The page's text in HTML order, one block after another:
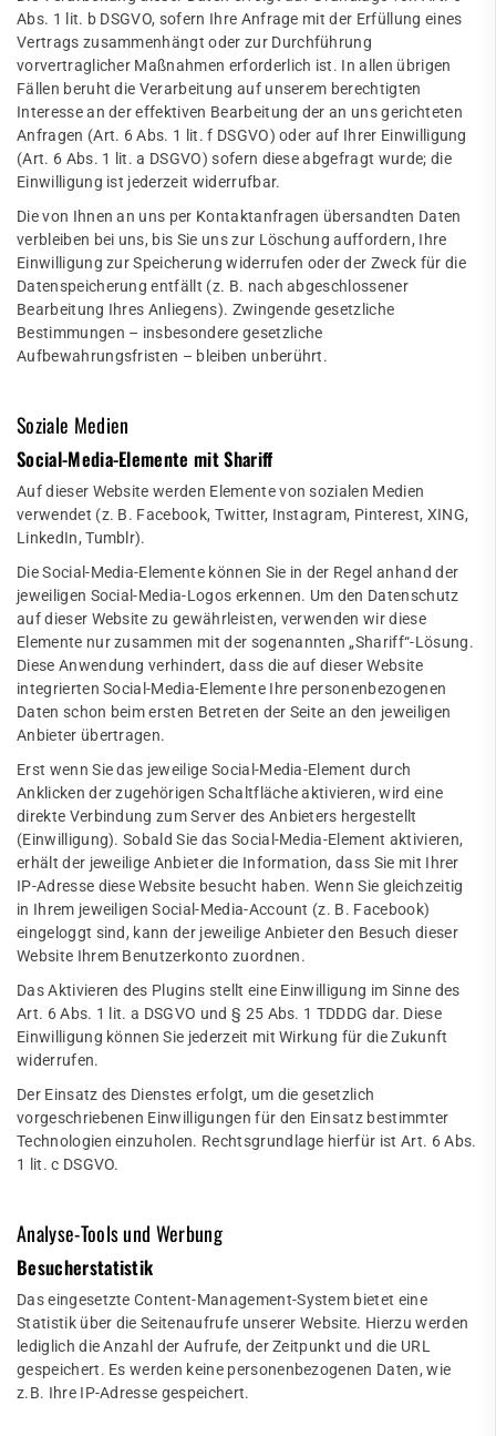
Abs. 1 lit. b DSGVO, sofern Ihre Anfrage mit der Erfüllung eines
Vertrags zusammenhängt oder zur Durchführung
vorvertraglicher Maßnahmen erforderlich ist. In allen übrigen
Fällen beruht die Verarbeitung auf unserem berechtigten
Interesse an der effektiven Bearbeitung der an uns gerichteten
Anfragen (Art. 6 Abs. 1 lit. f DSGVO) oder auf Ihrer Einwilligung
(Art. 6 Abs. 1 lit. a DSGVO) sofern diese abgefragt wurde; die
Einwilligung ist jederzeit widerrufbar.
Die von Ihnen an uns per Kontaktanfragen übersandten Daten
verbleiben bei uns, bis Sie uns zur Löschung auffordern, Ihre
Einwilligung zur Speicherung widerrufen oder der Zweck für die
Datenspeicherung entfällt (z. B. nach abgeschlossener
Bearbeitung Ihres Anliegens). Zwingende gesetzliche
Bestimmungen – insbesondere gesetzliche
Aufbewahrungsfristen – bleiben unberührt.
Soziale Medien
Social-Media-Elemente mit Shariff
Auf dieser Website werden Elemente von sozialen Medien
verwendet (z. B. Facebook, Twitter, Instagram, Pinterest, XING,
LinkedIn, Tumblr).
Die Social-Media-Elemente können Sie in der Regel anhand der
jeweiligen Social-Media-Logos erkennen. Um den Datenschutz
auf dieser Website zu gewährleisten, verwenden wir diese
Elemente nur zusammen mit der sogenannten „Shariff“-Lösung.
Diese Anwendung verhindert, dass die auf dieser Website
integrierten Social-Media-Elemente Ihre personenbezogenen
Daten schon beim ersten Betreten der Seite an den jeweiligen
Anbieter übertragen.
Erst wenn Sie das jeweilige Social-Media-Element durch
Anklicken der zugehörigen Schaltfläche aktivieren, wird eine
direkte Verbindung zum Server des Anbieters hergestellt
(Einwilligung). Sobald Sie das Social-Media-Element aktivieren,
erhält der jeweilige Anbieter die Information, dass Sie mit Ihrer
IP-Adresse diese Website besucht haben. Wenn Sie gleichzeitig
in Ihrem jeweiligen Social-Media-Account (z. B. Facebook)
eingeloggt sind, kann der jeweilige Anbieter den Besuch dieser
Website Ihrem Benutzerkonto zuordnen.
Das Aktivieren des Plugins stellt eine Einwilligung im Sinne des
Art. 6 Abs. 1 lit. a DSGVO und § 25 Abs. 1 TDDDG dar. Diese
Einwilligung können Sie jederzeit mit Wirkung für die Zukunft
widerrufen.
Der Einsatz des Dienstes erfolgt, um die gesetzlich
vorgeschriebenen Einwilligungen für den Einsatz bestimmter
Technologien einzuholen. Rechtsgrundlage hierfür ist Art. 6 Abs.
1 lit. c DSGVO.
Analyse-Tools und Werbung
Besucherstatistik
Das eingesetzte Content-Management-System bietet eine
Statistik über die Seitenaufrufe unserer Website. Hierzu werden
lediglich die Anzahl der Aufrufe, der Zeitpunkt und die URL
gespeichert. Es werden keine personenbezogenen Daten, wie
z.B. Ihre IP-Adresse gespeichert.